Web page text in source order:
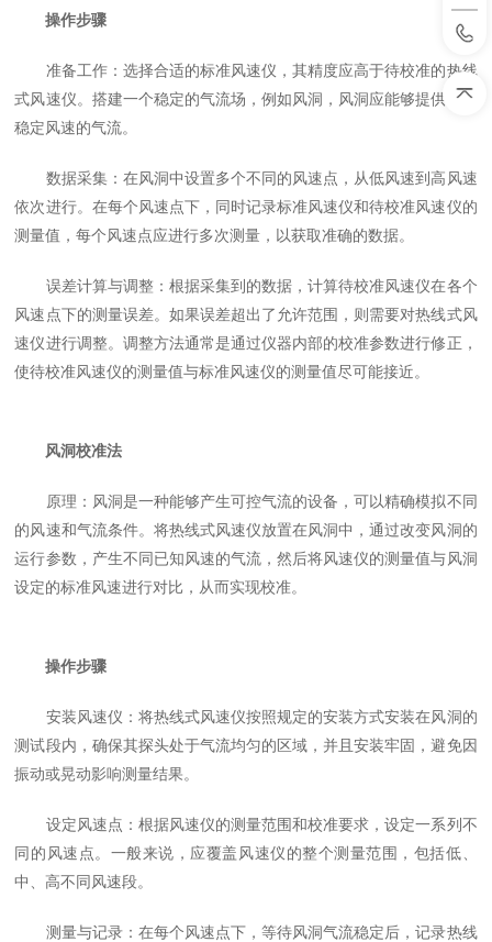
操作步骤
准备工作：选择合适的标准风速仪，其精度应高于待校准的热线
式风速仪。搭建一个稳定的气流场，例如风洞，风洞应能够提供不同
稳定风速的气流。
数据采集：在风洞中设置多个不同的风速点，从低风速到高风速
依次进行。在每个风速点下，同时记录标准风速仪和待校准风速仪的
测量值，每个风速点应进行多次测量，以获取准确的数据。
误差计算与调整：根据采集到的数据，计算待校准风速仪在各个
风速点下的测量误差。如果误差超出了允许范围，则需要对热线式风
速仪进行调整。调整方法通常是通过仪器内部的校准参数进行修正，
使待校准风速仪的测量值与标准风速仪的测量值尽可能接近。
风洞校准法
原理：风洞是一种能够产生可控气流的设备，可以精确模拟不同
的风速和气流条件。将热线式风速仪放置在风洞中，通过改变风洞的
运行参数，产生不同已知风速的气流，然后将风速仪的测量值与风洞
设定的标准风速进行对比，从而实现校准。
操作步骤
安装风速仪：将热线式风速仪按照规定的安装方式安装在风洞的
测试段内，确保其探头处于气流均匀的区域，并且安装牢固，避免因
振动或晃动影响测量结果。
设定风速点：根据风速仪的测量范围和校准要求，设定一系列不
同的风速点。一般来说，应覆盖风速仪的整个测量范围，包括低、
中、高不同风速段。
测量与记录：在每个风速点下，等待风洞气流稳定后，记录热线